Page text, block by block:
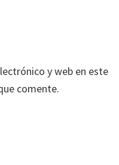
y web en este
comente.